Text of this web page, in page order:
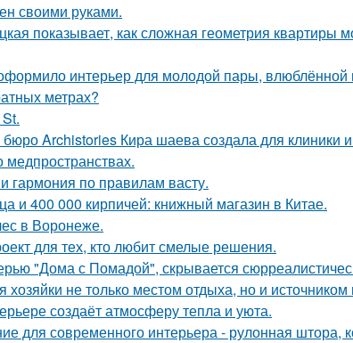
своими руками.
показывает, как сложная геометрия квартиры
интерьер для молодой пары, влюблённой
метрах?
бюро Archistories Кира шаева создала для клиники
гармония по правилам васту.
и 400 000 кирпичей: книжный магазин в Китае.
в Воронеже.
для тех, кто любит смелые решения.
"Дома с Помадой", скрывается
хозяйки не только местом отдыха, но и
создаёт атмосферу тепла и уюта.
для современного интерьера - рулонная штора,